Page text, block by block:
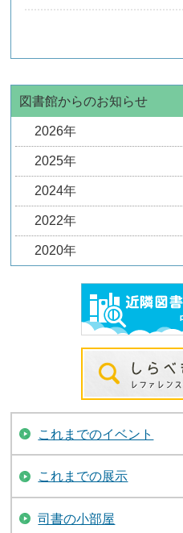
図書館からのお知らせ
2026年
2025年
2024年
2022年
2020年
これまでのイベント
これまでの展示
司書の小部屋